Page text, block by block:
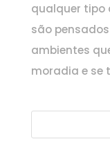
qualquer tipo
são
ambientes
moradia e se